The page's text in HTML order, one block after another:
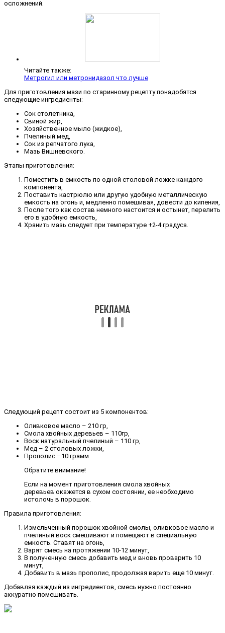
осложнений.
Читайте также:
Метрогил или метронидазол что лучше
Для приготовления мази по старинному рецепту понадобятся
следующие ингредиенты:
Сок столетника,
Свиной жир,
Хозяйственное мыло (жидкое),
Пчелиный мед,
Сок из репчатого лука,
Мазь Вишневского.
Этапы приготовления:
Поместить в емкость по одной столовой ложке каждого
компонента,
Поставить кастрюлю или другую удобную металлическую
емкость на огонь и, медленно помешивая, довести до кипения,
После того как состав немного настоится и остынет, перелить
его в удобную емкость,
Хранить мазь следует при температуре +2-4 градуса.
Следующий рецепт состоит из 5 компонентов:
Оливковое масло – 210 гр,
Смола хвойных деревьев – 110гр,
Воск натуральный пчелиный – 110 гр,
Мед – 2 столовых ложки,
Прополис –10 грамм.
Обратите внимание!
Если на момент приготовления смола хвойных
деревьев окажется в сухом состоянии, ее необходимо
истолочь в порошок.
Правила приготовления:
Измельченный порошок хвойной смолы, оливковое масло и
пчелиный воск смешивают и помещают в специальную
емкость. Ставят на огонь,
Варят смесь на протяжении 10-12 минут,
В полученную смесь добавить мед и вновь проварить 10
минут,
Добавить в мазь прополис, продолжая варить еще 10 минут.
Добавляя каждый из ингредиентов, смесь нужно постоянно
аккуратно помешивать.